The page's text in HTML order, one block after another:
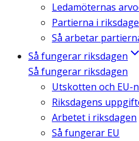
Ledamöternas
Partierna i
Så arbetar
Så fungerar riksdagen
Så fungerar riksdagen
Utskotten och EU-
Riksdagens
Arbetet i riksdagen
Så fungerar EU